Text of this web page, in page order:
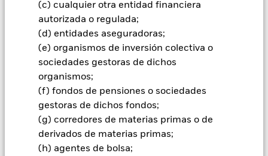
(c) cualquier otra entidad financiera
autorizada o regulada;
(d) entidades aseguradoras;
(e) organismos de inversión colectiva o
sociedades gestoras de dichos
organismos;
(f) fondos de pensiones o sociedades
gestoras de dichos fondos;
(g) corredores de materias primas o de
derivados de materias primas;
(h) agentes de bolsa;
Todas las clases de acciones con cobertura de divisas de este
fondo utilizan derivados para cubrir el riesgo de divisas. El
uso de derivados para una clase de acciones podría conllevar
un posible riesgo de contagio (también denominado «spill-
over») a otras clases de acciones del fondo. La sociedad
gestora del fondo se asegurará de que se dispone de los
procedimientos adecuados para minimizar el riesgo de
contagio a otras clases de acciones. En el menú desplegable
que figura justo debajo del nombre del fondo, podrá ver un
listado de todas las clases de acciones del fondo: las clases de
acciones con cobertura de divisas se identifican mediante la
palabra «Hedged» en su nombre. Además, el listado